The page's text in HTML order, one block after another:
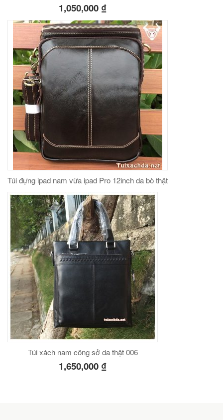
1,050,000 ₫
Túi đựng ipad nam vừa ipad Pro 12inch da bò thật
Túi xách nam công sở da thật 006
1,650,000 ₫